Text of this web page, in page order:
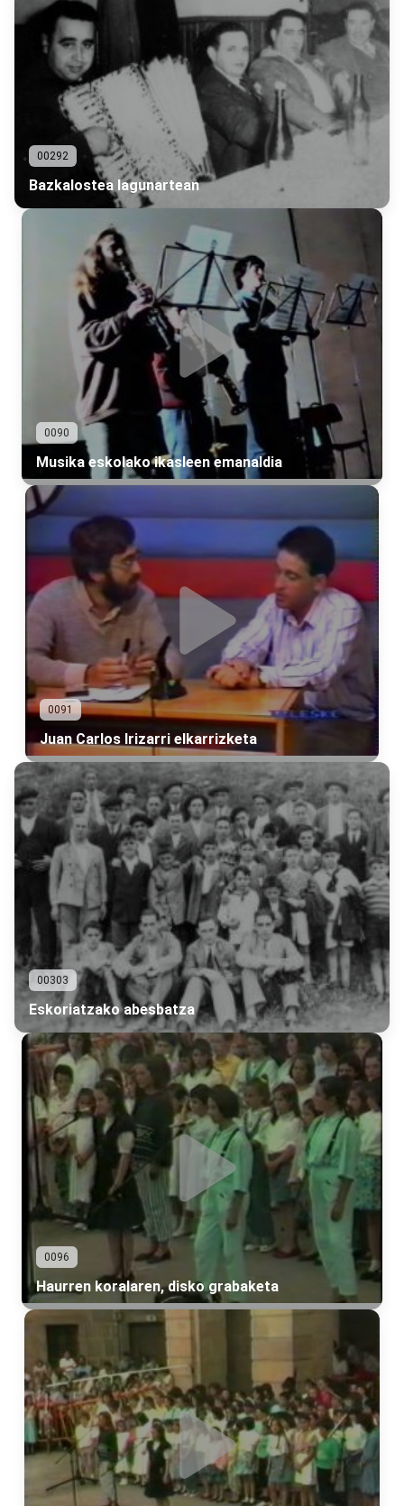
00292
Bazkalostea lagunartean
0090
Musika eskolako ikasleen emanaldia
0091
Juan Carlos Irizarri elkarrizketa
00303
Eskoriatzako abesbatza
0096
Haurren koralaren, disko grabaketa